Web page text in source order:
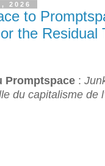
2026
to
the Residual
Promptspace :
du capitalisme de